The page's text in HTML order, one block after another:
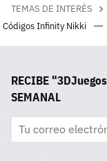
TEMAS DE INTERÉS
Códigos Infinity Nikki
RECIBE
SEMANAL